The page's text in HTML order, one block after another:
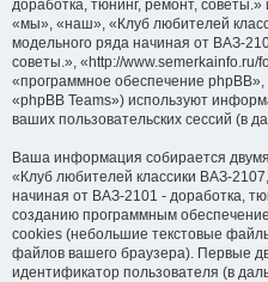
доработка, тюнинг, ремонт,
«мы», «наш», «Клуб любителей
модельного ряда начиная от ВАЗ-
советы.», «http://
«программное обеспечение
«phpBB Teams») используют
ваших пользовательских сессий (в
Ваша информация собирается
«Клуб любителей классики ВАЗ-
начиная от ВАЗ-2101 - доработка,
созданию программным
cookies (небольшие текстовые
файлов вашего браузера). Первые
идентификатор пользователя (в